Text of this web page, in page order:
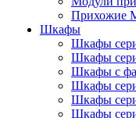
Прихожие
Шкафы
Шкафы
Шкафы
Шкафы с
Шкафы
Шкафы
Шкафы